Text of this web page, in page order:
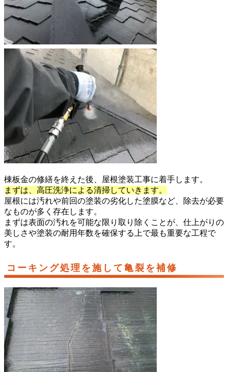
棟板金の修繕を終えた後、屋根塗装工事に着手します。
まずは、高圧洗浄による清掃していきます。
屋根には汚れや前回の塗装の劣化した塗膜など、除去が必要
なものが多く存在します。
まずは表面の汚れを可能な限り取り除くことが、仕上がりの
美しさや塗装の耐用年数を確保する上で最も重要な工程で
す。
コーキング処理を施して亀裂を補修